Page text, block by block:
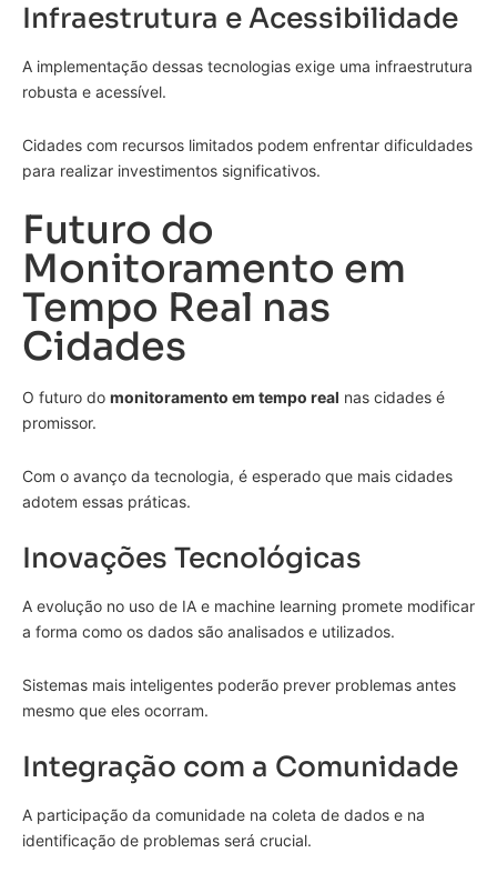
Infraestrutura e Acessibilidade
A implementação dessas tecnologias exige uma infraestrutura
robusta e acessível.
Cidades com recursos limitados podem enfrentar dificuldades
para realizar investimentos significativos.
Futuro do
Monitoramento em
Tempo Real nas
Cidades
O futuro do monitoramento em tempo real nas cidades é
promissor.
Com o avanço da tecnologia, é esperado que mais cidades
adotem essas práticas.
Inovações Tecnológicas
A evolução no uso de IA e machine learning promete modificar
a forma como os dados são analisados e utilizados.
Sistemas mais inteligentes poderão prever problemas antes
mesmo que eles ocorram.
Integração com a Comunidade
A participação da comunidade na coleta de dados e na
identificação de problemas será crucial.